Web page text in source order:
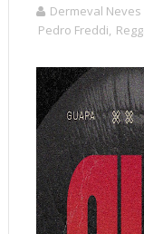
Dermeval Neves
Pedro Freddi,